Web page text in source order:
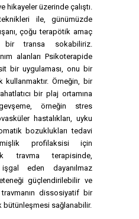
hikayeler üzerinde çalıştı.
ile, günümüzde
çoğu terapötik amaç
bir transa sokabiliriz.
alanları Psikoterapide
bir uygulaması, onu bir
Örneğin, bir
bir plaj ortamına
örneğin stres
hastalıkları, uyku
bozuklukları tedavi
profilaksisi için
travma terapisinde,
eden dayanılmaz
güçlendirilebilir ve
dissosiyatif bir
sağlanabilir.